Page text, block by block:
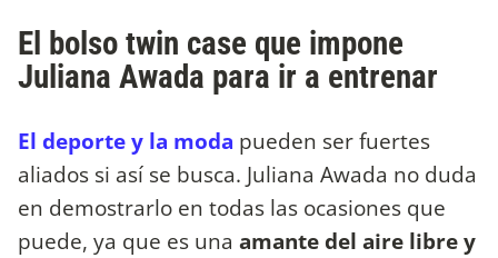
El bolso twin case que impone
Juliana Awada para ir a entrenar
El deporte y la moda pueden ser fuertes
aliados si así se busca. Juliana Awada no duda
en demostrarlo en todas las ocasiones que
puede, ya que es una amante del aire libre y